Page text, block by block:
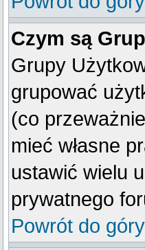
Czym są
Grupy
grupować
(co
mieć własne
ustawić wielu
prywatnego
Powrót do góry